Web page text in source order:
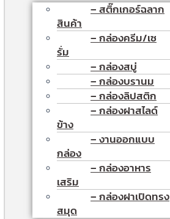
– สติ๊กเกอร์ฉลาก
สินค้า
– กล่องครีม/เซ
รั่ม
– กล่องสบู่
– กล่องบรานม
– กล่องลิปสติก
– กล่องฝาสไลด์
ข้าง
– งานออกแบบ
กล่อง
– กล่องอาหาร
เสริม
– กล่องฝาเปิดทรง
สมุด